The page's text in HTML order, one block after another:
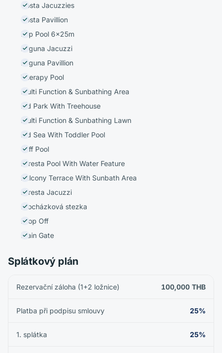
Costa Jacuzzies
Costa Pavillion
Lap Pool 6x25m
Laguna Jacuzzi
Laguna Pavillion
Therapy Pool
Multi Function & Sunbathing Area
Kid Park With Treehouse
Multi Function & Sunbathing Lawn
Kid Sea With Toddler Pool
Cliff Pool
Foresta Pool With Water Feature
Balcony Terrace With Sunbath Area
Foresta Jacuzzi
Procházková stezka
Drop Off
Main Gate
Splátkový plán
Rezervační záloha (1+2 ložnice) 100,000 THB
Platba při podpisu smlouvy 25%
1. splátka 25%